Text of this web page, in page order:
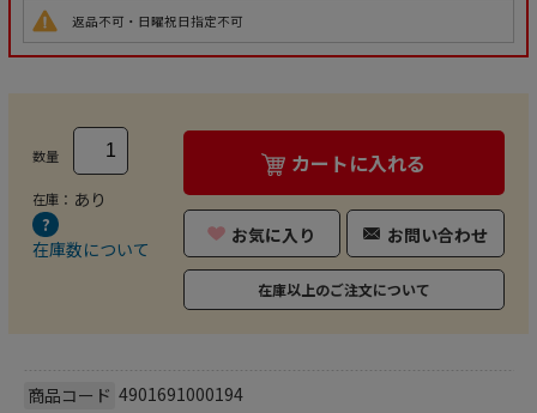
返品不可・日曜祝日指定不可
数量
在庫： あり
在庫数について
カートに入れる
お気に入り お問い合わせ
在庫以上のご注文について
商品コード 4901691000194